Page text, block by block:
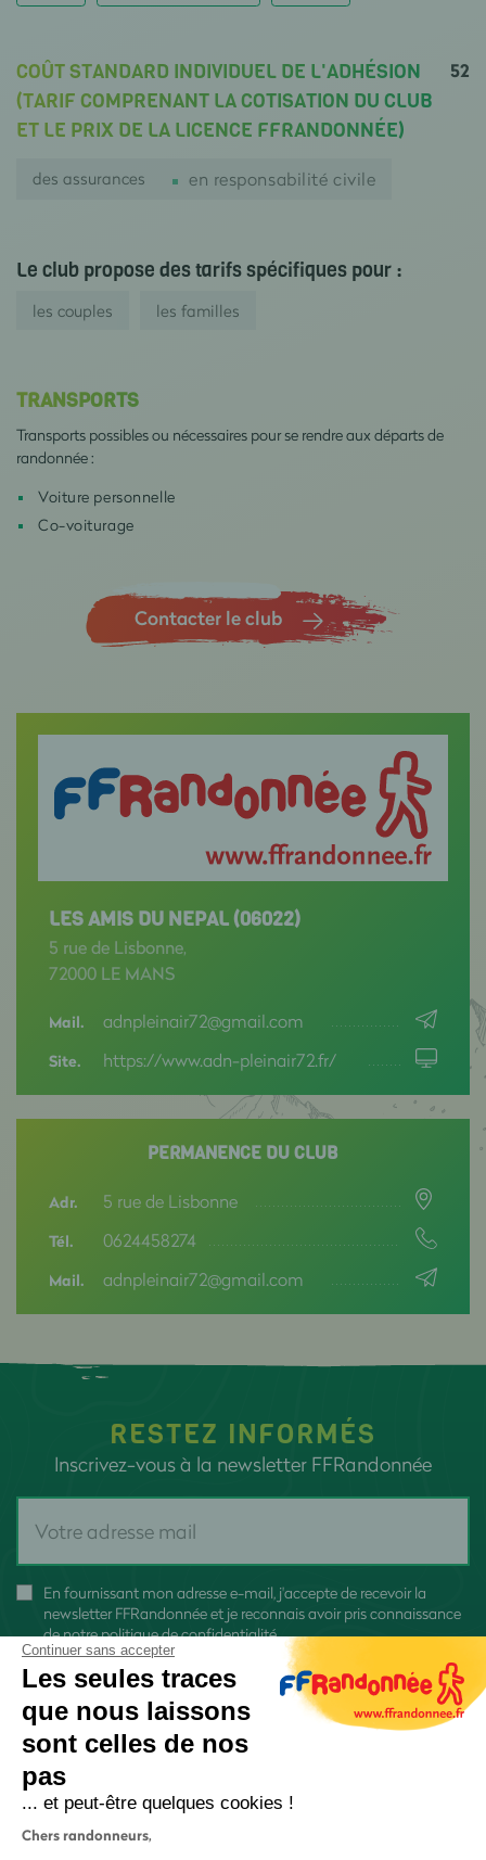
COÛT STANDARD INDIVIDUEL DE L'ADHÉSION
(TARIF COMPRENANT LA COTISATION DU CLUB
ET LE PRIX DE LA LICENCE FFRANDONNÉE)
52
des assurances en responsabilité civile
Le club propose des tarifs spécifiques pour :
les couples les familles
TRANSPORTS
Transports possibles ou nécessaires pour se rendre aux départs de
randonnée :
Voiture personnelle
Co-voiturage
Contacter le club
LES AMIS DU NEPAL (06022)
5 rue de Lisbonne,
72000 LE MANS
Mail. adnpleinair72@gmail.com
Site. https://www.adn-pleinair72.fr/
PERMANENCE DU CLUB
Adr. 5 rue de Lisbonne
Tél. 0624458274
Mail. adnpleinair72@gmail.com
RESTEZ INFORMÉS
Inscrivez-vous à la newsletter FFRandonnée
En fournissant mon adresse e-mail, j'accepte de recevoir la
newsletter FFRandonnée et je reconnais avoir pris connaissance
denotre politique de confidentialité
Continuer sans accepter
Les seules traces
que nous laissons
sont celles de nos
pas
... et peut-être quelques cookies !
Chers randonneurs,